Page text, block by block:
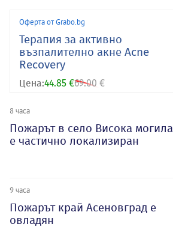
Оферта от Grabo.bg
Терапия за активно
възпалително акне Acne
Recovery
Цена:44.85 €69.00 €
8 часа
Пожарът в село Висока могила
е частично локализиран
9 часа
Пожарът край Асеновград е
овладян